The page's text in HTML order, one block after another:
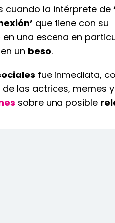
cuando la intérprete de
que tiene con su
en una escena en
un beso.
fue inmediata,
las actrices, memes y
sobre una posible